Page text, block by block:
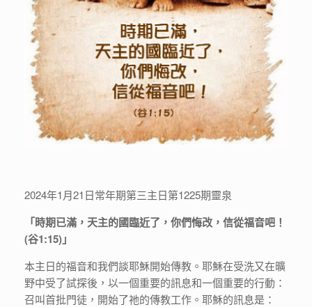
2024年1月21日常年期第三主日第1225期靈泉
「時期已滿，天主的國臨近了，你們悔改，信從福音吧！
(谷1:15)」
本主日的福音和我們談耶穌開始傳教。耶穌在受洗又在曠
野中受了試探後，以一個重要的訊息和一個重要的行動：
召叫首批門徒，開始了祂的傳教工作。耶穌的訊息是：